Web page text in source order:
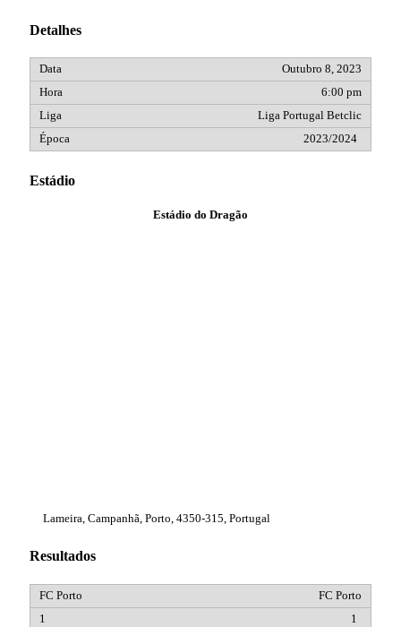
Detalhes
Outubro 8, 2023
6:00 pm
Liga Portugal Betclic
2023/2024
Estádio
Estádio do Dragão
Lameira, Campanhã, Porto, 4350-315, Portugal
Resultados
FC Porto
1